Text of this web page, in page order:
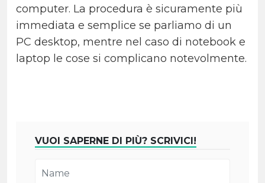
computer. La procedura è sicuramente più
immediata e semplice se parliamo di un
PC desktop, mentre nel caso di notebook e
laptop le cose si complicano notevolmente.
VUOI SAPERNE DI PIÙ? SCRIVICI!